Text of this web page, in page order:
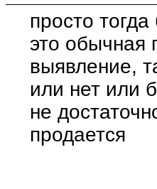
просто
это обычная
выявление,
или нет или
не
продается